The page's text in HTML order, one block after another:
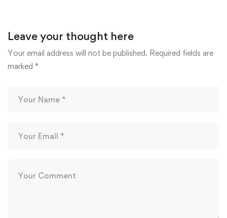
Leave your thought here
Your email address will not be published. Required fields are
marked *